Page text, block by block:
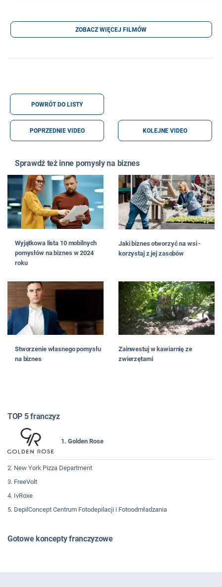
ZOBACZ WIĘCEJ FILMÓW
POWRÓT DO LISTY
POPRZEDNIE VIDEO KOLEJNE VIDEO
Sprawdź też inne pomysły na biznes
Wyjątkowa lista 10 mobilnych
pomysłów na biznes w 2024
roku
Jaki biznes otworzyć na wsi -
korzystaj z jej zasobów
Stworzenie własnego pomysłu
na biznes
Zainwestuj w kawiarnię ze
zwierzętami
TOP 5 franczyz
1. Golden Rose
2. New York Pizza Department
3. FreeVolt
4. IvRoxe
5. DepilConcept Centrum Fotodepilacji i Fotoodmładzania
Gotowe koncepty franczyzowe